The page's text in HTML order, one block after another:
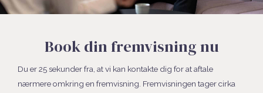
Book din fremvisning nu
Du er 25 sekunder fra, at vi kan kontakte dig for at aftale
nærmere omkring en fremvisning. Fremvisningen tager cirka